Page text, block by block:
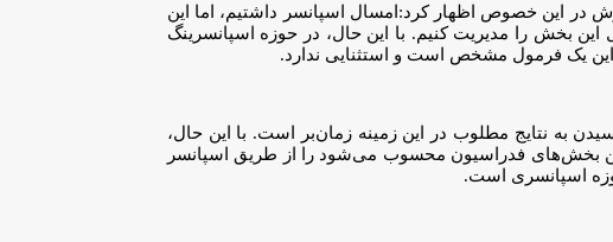
در این خصوص اظهار کرد:امسال اسپانسر داشتیم، اما این
بخش را مدیریت کنیم. با این حال، در حوزه اسپانسرینگ
یک فرمول مشخص است و استثنایی ندارد.
به نتایج مطلوب در این زمینه زمان‌بر است. با این حال،
بخش‌های فدراسیون محسوب می‌شود را از طریق اسپانسر
اسپانسری است.